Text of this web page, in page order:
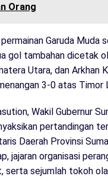
Orang
Garuda Muda
gol tambahan dicetak
Utara, dan Arkhan
3-0 atas Timor
Wakil Gubernur
pertandingan
Daerah Provinsi
jajaran organisasi
serta sejumlah tokoh